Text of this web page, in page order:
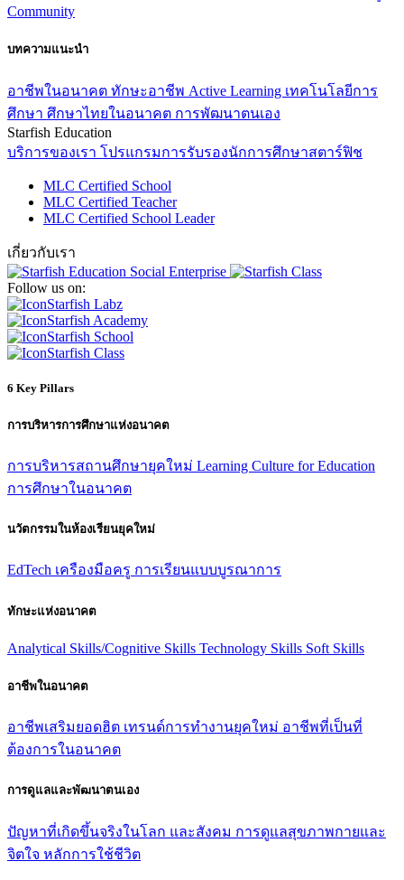
Community
บทความแนะนำ
อาชีพในอนาคต ทักษะอาชีพ Active Learning เทคโนโลยีการ
ศึกษา ศึกษาไทยในอนาคต การพัฒนาตนเอง
Starfish Education
บริการของเรา โปรแกรมการรับรองนักการศึกษาสตาร์ฟิช
MLC Certified School
MLC Certified Teacher
MLC Certified School Leader
เกี่ยวกับเรา
Follow us on:
Starfish Labz
Starfish Academy
Starfish School
Starfish Class
6 Key Pillars
การบริหารการศึกษาแห่งอนาคต
การบริหารสถานศึกษายุคใหม่ Learning Culture for Education
การศึกษาในอนาคต
นวัตกรรมในห้องเรียนยุคใหม่
EdTech เครืองมือครู การเรียนแบบบูรณาการ
ทักษะแห่งอนาคต
Analytical Skills/Cognitive Skills Technology Skills Soft Skills
อาชีพในอนาคต
อาชีพเสริมยอดฮิต เทรนด์การทํางานยุคใหม่ อาชีพที่เป็นที่
ต้องการในอนาคต
การดูแลและพัฒนาตนเอง
ปัญหาที่เกิดขึ้นจริงในโลก และสังคม การดูแลสุขภาพกายและ
จิตใจ หลักการใช้ชีวิต